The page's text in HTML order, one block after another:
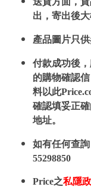
出，寄出後
產品圖片只供
付款成功後
的購物確認
料以此
確認填妥正
地址。
如有任何查
55298850
Price之私隱